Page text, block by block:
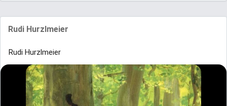
Rudi Hurzlmeier
Rudi Hurzlmeier